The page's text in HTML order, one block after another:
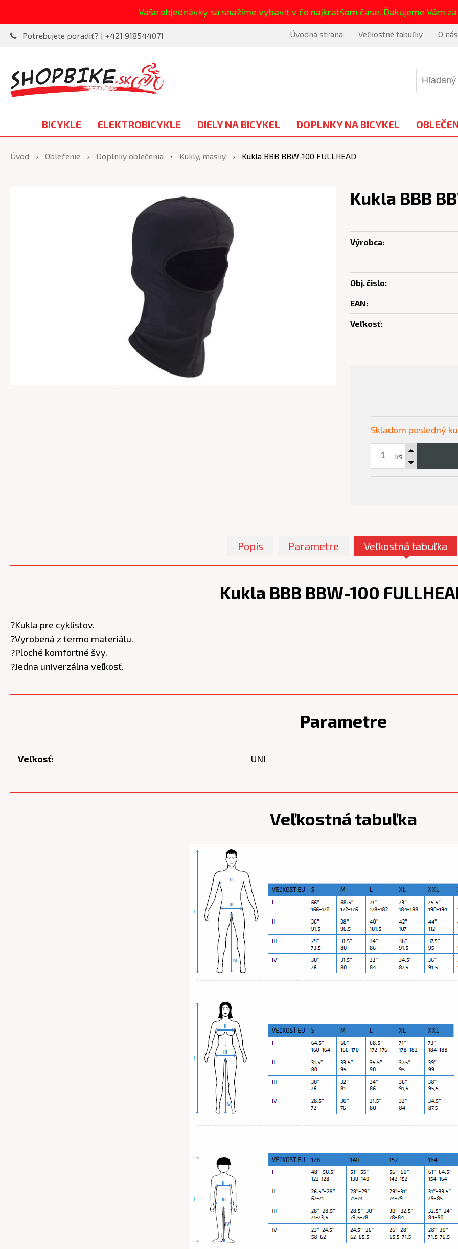
Vaše objednávky sa snažíme vybaviť v čo najkratšom čase. Ďakujeme Vám
Potrebujete poradiť? | +421 918544071 Úvodná strana Veľkostné tabuľky O nás
BICYKLE ELEKTROBICYKLE DIELY NA BICYKEL DOPLNKY NA BICYKEL
Úvod Oblečenie Doplnky oblečenia Kukly, masky Kukla BBB BBW-100 FULLHEAD
Kukla BBB
Skladom posledný
ks
Výrobca:
Obj. čislo:
EAN:
Veľkosť:
Popis Parametre Veľkostná tabuľka
Kukla BBB BBW-100
?Kukla pre cyklistov.
?Vyrobená z termo materiálu.
?Ploché komfortné švy.
?Jedna univerzálna veľkosť.
Parametre
Veľkosť: UNI
Veľkostná tabuľka